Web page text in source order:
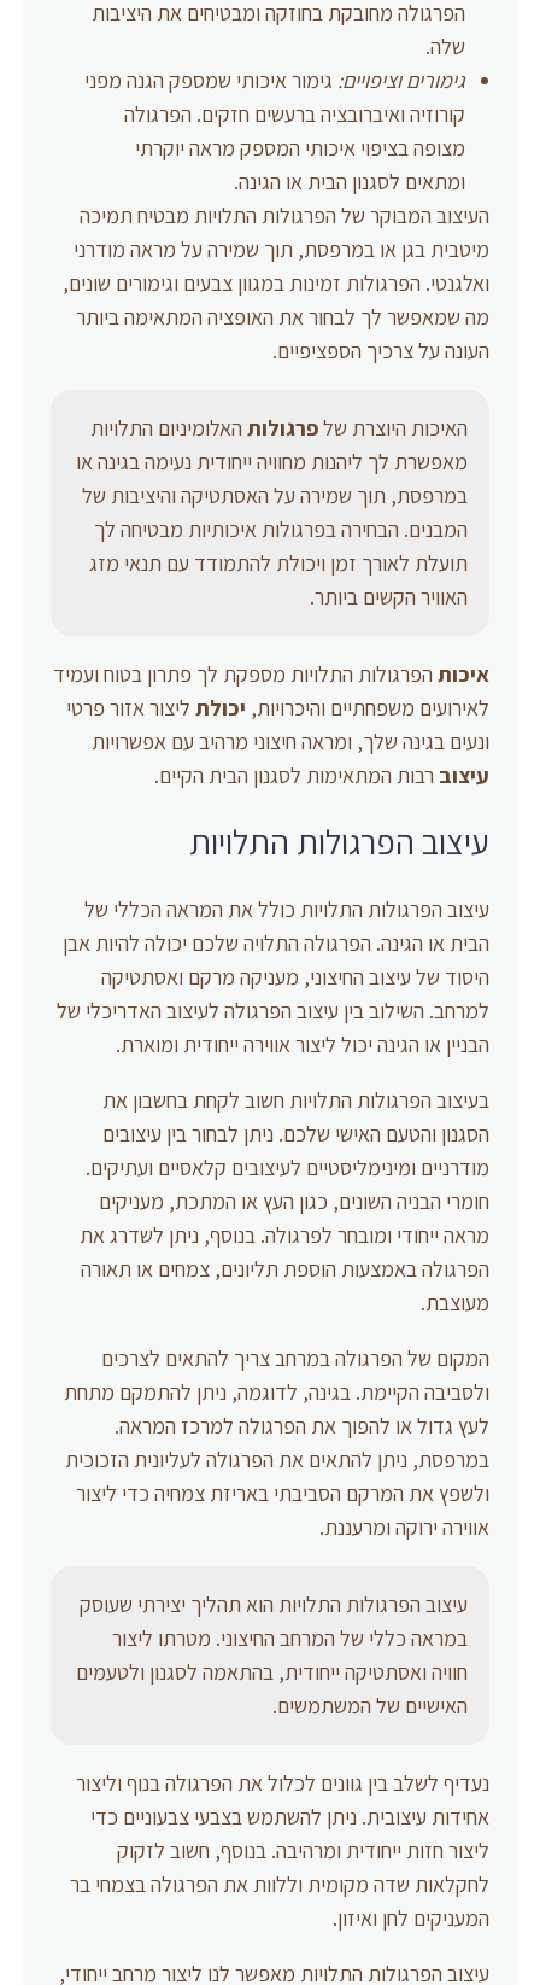
הפרגולה מחובקת בחוזקה ומבטיחים את היציבות
שלה.
גימורים וציפויים: גימור איכותי שמספק הגנה מפני
קורוזיה ואיברובציה ברעשים חזקים. הפרגולה
מצופה בציפוי איכותי המספק מראה יוקרתי
ומתאים לסגנון הבית או הגינה.
העיצוב המבוקר של הפרגולות התלויות מבטיח תמיכה
מיטבית בגן או במרפסת, תוך שמירה על מראה מודרני
ואלגנטי. הפרגולות זמינות במגוון צבעים וגימורים שונים,
מה שמאפשר לך לבחור את האופציה המתאימה ביותר
העונה על צרכיך הספציפיים.
האיכות היוצרת שלפרגולותהאלומיניום התלויות
מאפשרת לך ליהנות מחוויה ייחודית נעימה בגינה או
במרפסת, תוך שמירה על האסתטיקה והיציבות של
המבנים. הבחירה בפרגולות איכותיות מבטיחה לך
תועלת לאורך זמן ויכולת להתמודד עם תנאי מזג
האוויר הקשים ביותר.
איכותהפרגולות התלויות מספקת לך פתרון בטוח ועמיד
לאירועים משפחתיים והיכרויות, יכולתליצור אזור פרטי
ונעים בגינה שלך, ומראה חיצוני מרהיב עם אפשרויות
עיצוב רבות המתאימות לסגנון הבית הקיים.
עיצוב הפרגולות התלויות
עיצוב הפרגולות התלויות כולל את המראה הכללי של
הבית או הגינה. הפרגולה התלויה שלכם יכולה להיות אבן
היסוד של עיצוב החיצוני, מעניקה מרקם ואסתטיקה
למרחב. השילוב בין עיצוב הפרגולה לעיצוב האדריכלי של
הבניין או הגינה יכול ליצור אווירה ייחודית ומוארת.
בעיצוב הפרגולות התלויות חשוב לקחת בחשבון את
הסגנון והטעם האישי שלכם. ניתן לבחור בין עיצובים
מודרניים ומינימליסטיים לעיצובים קלאסיים ועתיקים.
חומרי הבניה השונים, כגון העץ או המתכת, מעניקים
מראה ייחודי ומובחר לפרגולה. בנוסף, ניתן לשדרג את
הפרגולה באמצעות הוספת תליונים, צמחים או תאורה
מעוצבת.
המקום של הפרגולה במרחב צריך להתאים לצרכים
ולסביבה הקיימת. בגינה, לדוגמה, ניתן להתמקם מתחת
לעץ גדול או להפוך את הפרגולה למרכז המראה.
במרפסת, ניתן להתאים את הפרגולה לעליונית הזכוכית
ולשפץ את המרקם הסביבתי באריזת צמחיה כדי ליצור
אווירה ירוקה ומרעננת.
עיצוב הפרגולות התלויות הוא תהליך יצירתי שעוסק
במראה כללי של המרחב החיצוני. מטרתו ליצור
חוויה ואסתטיקה ייחודית, בהתאמה לסגנון ולטעמים
האישיים של המשתמשים.
נעדיף לשלב בין גוונים לכלול את הפרגולה בנוף וליצור
אחידות עיצובית. ניתן להשתמש בצבעי צבעוניים כדי
ליצור חזות ייחודית ומרהיבה. בנוסף, חשוב לזקוק
לחקלאות שדה מקומית וללוות את הפרגולה בצמחי בר
המעניקים לחן ואיזון.
עיצוב הפרגולות התלויות מאפשר לנו ליצור מרחב ייחודי,